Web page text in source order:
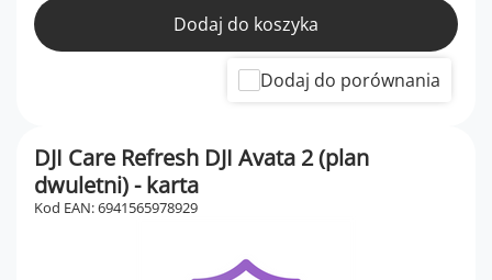
Dodaj do koszyka
Dodaj do porównania
DJI Care Refresh DJI Avata 2 (plan
dwuletni) - karta
Kod EAN: 6941565978929